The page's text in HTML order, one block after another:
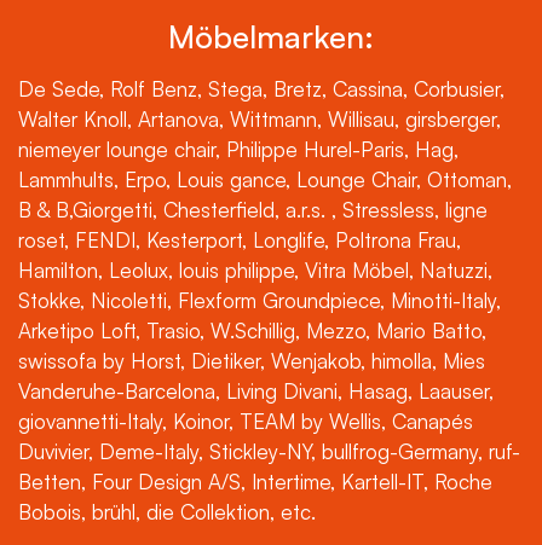
Möbelmarken:
De Sede, Rolf Benz, Stega, Bretz, Cassina, Corbusier,
Walter Knoll, Artanova, Wittmann, Willisau, girsberger,
niemeyer lounge chair, Philippe Hurel-Paris, Hag,
Lammhults, Erpo, Louis gance, Lounge Chair, Ottoman,
B & B,Giorgetti, Chesterfield, a.r.s. , Stressless, ligne
roset, FENDI, Kesterport, Longlife, Poltrona Frau,
Hamilton, Leolux, louis philippe, Vitra Möbel, Natuzzi,
Stokke, Nicoletti, Flexform Groundpiece, Minotti-Italy,
Arketipo Loft, Trasio, W.Schillig, Mezzo, Mario Batto,
swissofa by Horst, Dietiker, Wenjakob, himolla, Mies
Vanderuhe-Barcelona, Living Divani, Hasag, Laauser,
giovannetti-Italy, Koinor, TEAM by Wellis, Canapés
Duvivier, Deme-Italy, Stickley-NY, bullfrog-Germany, ruf-
Betten, Four Design A/S, Intertime, Kartell-IT, Roche
Bobois, brühl, die Collektion, etc.